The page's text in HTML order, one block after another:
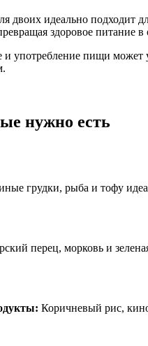
двоих идеально подходит
здоровое питание
и употребление пищи может
нужно есть
грудки, рыба и тофу
перец, морковь и
Коричневый рис,